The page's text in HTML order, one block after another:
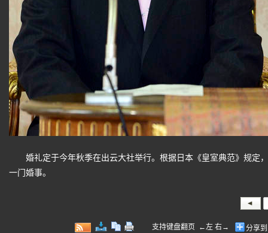
婚礼定于今年秋季在出云大社举行。根据日本《皇室典范》规定
一门婚事。
支持键盘翻页 ←左 右→ 分享